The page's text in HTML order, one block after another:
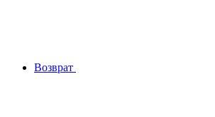
Возврат